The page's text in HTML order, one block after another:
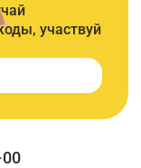
участвуй